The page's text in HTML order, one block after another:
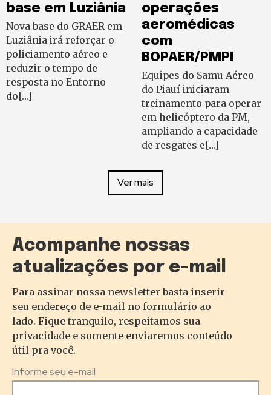
base em Luziânia
Nova base do GRAER em
Luziânia irá reforçar o
policiamento aéreo e
reduzir o tempo de
resposta no Entorno
do[…]
operações
aeromédicas
com
BOPAER/PMPI
Equipes do Samu Aéreo
do Piauí iniciaram
treinamento para operar
em helicóptero da PM,
ampliando a capacidade
de resgates e[…]
Ver mais
Acompanhe nossas
atualizações por e-mail
Para assinar nossa newsletter basta inserir
seu endereço de e-mail no formulário ao
lado. Fique tranquilo, respeitamos sua
privacidade e somente enviaremos conteúdo
útil pra você.
Informe seu e-mail